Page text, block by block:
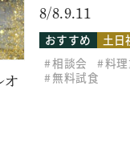
オ
8/8.9.11
おすすめ
土日
相談会
料
無料試食